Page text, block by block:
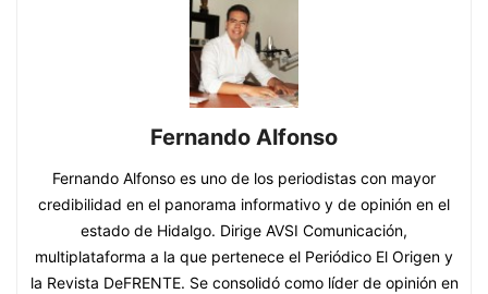
Fernando Alfonso
Fernando Alfonso es uno de los periodistas con mayor
credibilidad en el panorama informativo y de opinión en el
estado de Hidalgo. Dirige AVSI Comunicación,
multiplataforma a la que pertenece el Periódico El Origen y
la Revista DeFRENTE. Se consolidó como líder de opinión en